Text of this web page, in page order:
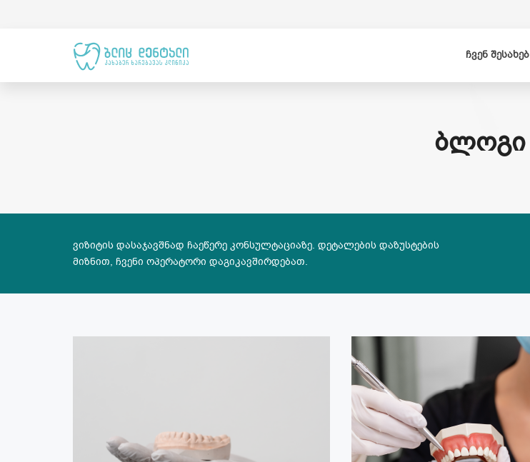
ჩვენ შესახებ
ᲑᲚᲝᲒᲘ
ვიზიტის დასაჯავშნად ჩაეწერე კონსულტაციაზე. დეტალების დაზუსტების
მიზნით, ჩვენი ოპერატორი დაგიკავშირდებათ.